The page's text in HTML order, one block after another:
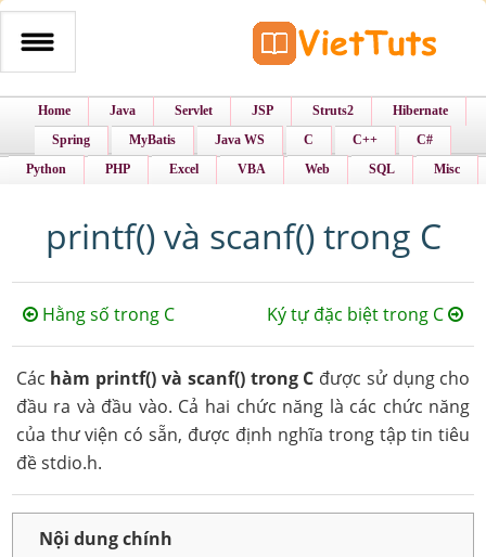
Home Java Servlet JSP Struts2
Hibernate
Spring
MyBatis Java WS C C++
C#
Python
PHP Excel VBA Web SQL Misc
printf() và scanf() trong C
Hằng số trong C Ký tự đặc biệt trong C
Các hàm printf() và scanf() trong C được sử dụng cho
đầu ra và đầu vào. Cả hai chức năng là các chức năng
của thư viện có sẵn, được định nghĩa trong tập tin tiêu
đề stdio.h.
Nội dung chính